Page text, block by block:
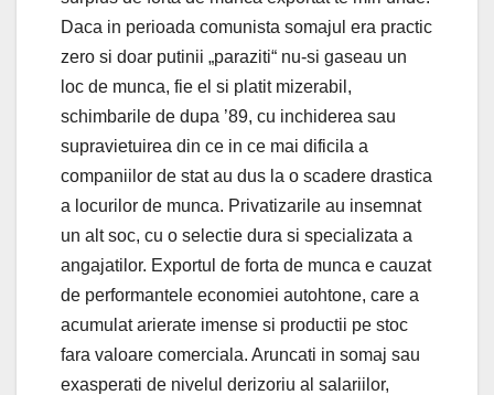
Daca in perioada comunista somajul era practic
zero si doar putinii „paraziti“ nu-si gaseau un
loc de munca, fie el si platit mizerabil,
schimbarile de dupa ’89, cu inchiderea sau
supravietuirea din ce in ce mai dificila a
companiilor de stat au dus la o scadere drastica
a locurilor de munca. Privatizarile au insemnat
un alt soc, cu o selectie dura si specializata a
angajatilor. Exportul de forta de munca e cauzat
de performantele economiei autohtone, care a
acumulat arierate imense si productii pe stoc
fara valoare comerciala. Aruncati in somaj sau
exasperati de nivelul derizoriu al salariilor,